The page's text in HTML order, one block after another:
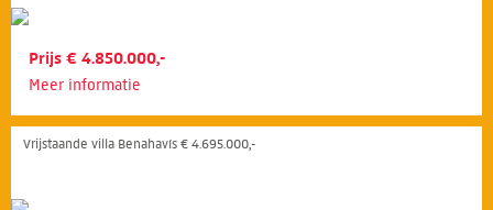
Prijs € 4.850.000,-
Meer informatie
Vrijstaande villa Benahavís € 4.695.000,-